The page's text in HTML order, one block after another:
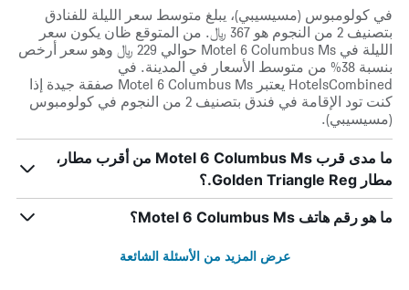
في كولومبوس (مسيسيبي)، يبلغ متوسط ​​سعر الليلة للفنادق
بتصنيف 2 من النجوم هو 367 ﷼. من المتوقع ظان يكون سعر
الليلة في Motel 6 Columbus Ms حوالي 229 ﷼ وهو سعر أرخص
بنسبة 38% من متوسط الأسعار في المدينة. في
HotelsCombined يعتبر Motel 6 Columbus Ms صفقة جيدة إذا
كنت تود الإقامة في فندق بتصنيف 2 من النجوم في كولومبوس
(مسيسيبي).
ما مدى قرب Motel 6 Columbus Ms من أقرب مطار،
مطار Golden Triangle Reg.؟
ما هو رقم هاتف Motel 6 Columbus Ms؟
عرض المزيد من الأسئلة الشائعة